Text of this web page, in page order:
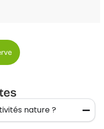
nature ?